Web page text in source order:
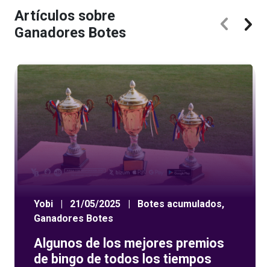
Artículos sobre
Ganadores Botes
Yobi | 21/05/2025 | Botes acumulados,
Ganadores Botes
Algunos de los mejores premios
de bingo de todos los tiempos